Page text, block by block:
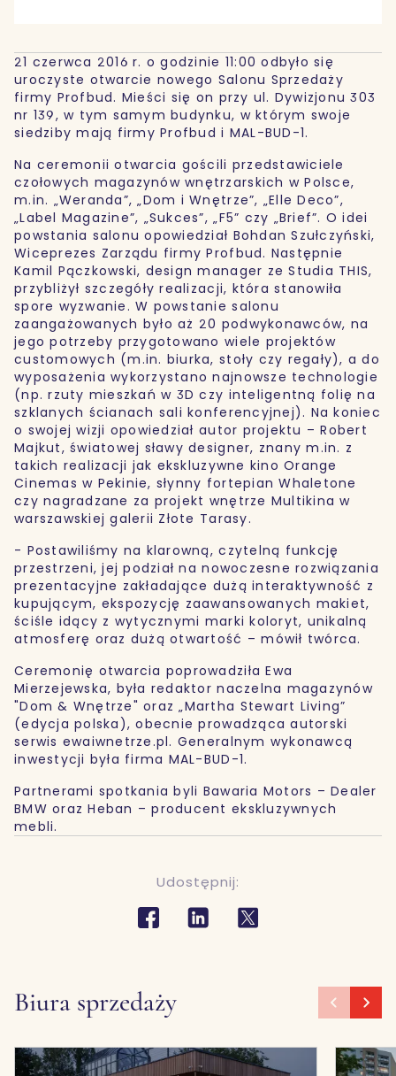
21 czerwca 2016 r. o godzinie 11:00 odbyło się
uroczyste otwarcie nowego Salonu Sprzedaży
firmy Profbud. Mieści się on przy ul. Dywizjonu 303
nr 139, w tym samym budynku, w którym swoje
siedziby mają firmy Profbud i MAL-BUD-1.
Na ceremonii otwarcia gościli przedstawiciele
czołowych magazynów wnętrzarskich w Polsce,
m.in. „Weranda”, „Dom i Wnętrze”, „Elle Deco”,
„Label Magazine”, „Sukces”, „F5” czy „Brief”. O idei
powstania salonu opowiedział Bohdan Szułczyński,
Wiceprezes Zarządu firmy Profbud. Następnie
Kamil Pączkowski, design manager ze Studia THIS,
przybliżył szczegóły realizacji, która stanowiła
spore wyzwanie. W powstanie salonu
zaangażowanych było aż 20 podwykonawców, na
jego potrzeby przygotowano wiele projektów
customowych (m.in. biurka, stoły czy regały), a do
wyposażenia wykorzystano najnowsze technologie
(np. rzuty mieszkań w 3D czy inteligentną folię na
szklanych ścianach sali konferencyjnej). Na koniec
o swojej wizji opowiedział autor projektu – Robert
Majkut, światowej sławy designer, znany m.in. z
takich realizacji jak ekskluzywne kino Orange
Cinemas w Pekinie, słynny fortepian Whaletone
czy nagradzane za projekt wnętrze Multikina w
warszawskiej galerii Złote Tarasy.
- Postawiliśmy na klarowną, czytelną funkcję
przestrzeni, jej podział na nowoczesne rozwiązania
prezentacyjne zakładające dużą interaktywność z
kupującym, ekspozycję zaawansowanych makiet,
ściśle idący z wytycznymi marki koloryt, unikalną
atmosferę oraz dużą otwartość – mówił twórca.
Ceremonię otwarcia poprowadziła Ewa
Mierzejewska, była redaktor naczelna magazynów
"Dom & Wnętrze" oraz „Martha Stewart Living”
(edycja polska), obecnie prowadząca autorski
serwis ewaiwnetrze.pl. Generalnym wykonawcą
inwestycji była firma MAL-BUD-1.
Partnerami spotkania byli Bawaria Motors – Dealer
BMW oraz Heban – producent ekskluzywnych
mebli.
Udostępnij:
Biura sprzedaży